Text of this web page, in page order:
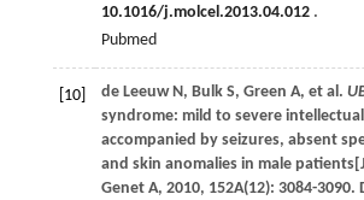
10.1016/j.molcel.2013.04.012.
Pubmed
[10] de Leeuw N, Bulk S, Green A, et al.
syndrome: mild to severe
accompanied by seizures, absent
and skin anomalies in male
Genet A, 2010, 152A(12): 3084-3090.